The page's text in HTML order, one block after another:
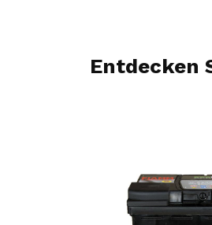
Entdecken